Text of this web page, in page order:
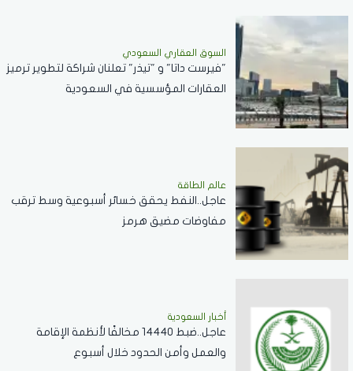
السوق العقاري السعودي
"فيرست داتا" و "تيذر" تعلنان شراكة لتطوير ترميز
العقارات المؤسسية في السعودية
عالم الطاقة
عاجل..النفط يحقق خسائر أسبوعية وسط ترقب
مفاوضات مضيق هرمز
أخبار السعودية
عاجل..ضبط 14440 مخالفًا لأنظمة الإقامة
والعمل وأمن الحدود خلال أسبوع